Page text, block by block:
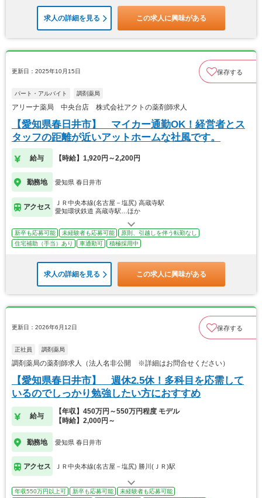
求人の詳細を見る この求人に興味がある
更新日：2025年10月15日 保存する
パート・アルバイト 調剤薬局
アリーナ薬局 中央台店 株式会社アクトの薬剤師求人
【愛知県春日井市】 マイカー通勤OK！経営者とス
タッフの距離が近いアットホームな社風です。
給与 【時給】1,920円～2,200円
勤務地 愛知県 春日井市
アクセス
ＪＲ中央本線(名古屋－塩尻) 高蔵寺駅
愛知環状鉄道 高蔵寺駅…ほか
新卒も応募可能 未経験者も応募可能
原則、引越しを伴う転勤なし
住宅補助（手当）あり
車通勤可 積極採用中
求人の詳細を見る この求人に興味がある
更新日：2026年6月12日 保存する
正社員 調剤薬局
調剤薬局の薬剤師求人（法人名非公開 ※詳細はお問合せください）
【愛知県春日井市】 週休2.5休！多科目を応需して
いるのでしっかり勉強したい方におすすめ
給与
【年収】450万円～550万円程度 モデル
【時給】2,000円～
勤務地 愛知県 春日井市
アクセス ＪＲ中央本線(名古屋－塩尻) 勝川(ＪＲ)駅
年収550万円以上可 新卒も応募可能
未経験者も応募可能